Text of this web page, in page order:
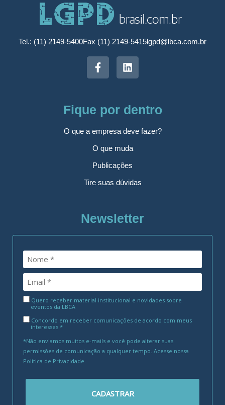
Tel.: (11) 2149-5400Fax (11) 2149-5415lgpd@lbca.com.br
Fique por dentro
O que a empresa deve fazer?
O que muda
Publicações
Tire suas dúvidas
Newsletter
Quero receber material institucional e novidades sobre
eventos da LBCA
Concordo em receber comunicações de acordo com meus
interesses.*
*Não enviamos muitos e-mails e você pode alterar suas
permissões de comunicação a qualquer tempo. Acesse nossa
Política de Privacidade.
CADASTRAR